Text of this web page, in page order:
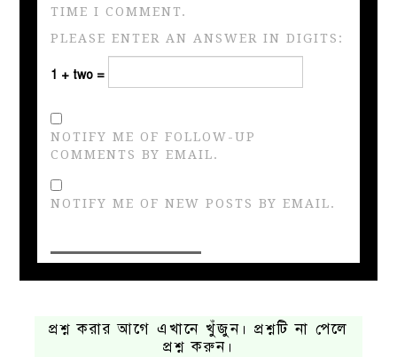
TIME I COMMENT.
PLEASE ENTER AN ANSWER IN DIGITS:
1 + two =
NOTIFY ME OF FOLLOW-UP
COMMENTS BY EMAIL.
NOTIFY ME OF NEW POSTS BY EMAIL.
প্রশ্ন করার আগে এখানে খুঁজুন। প্রশ্নটি না পেলে
প্রশ্ন করুন।